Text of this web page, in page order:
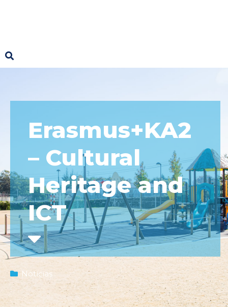
Erasmus+KA2
– Cultural
Heritage and
ICT
Notícias